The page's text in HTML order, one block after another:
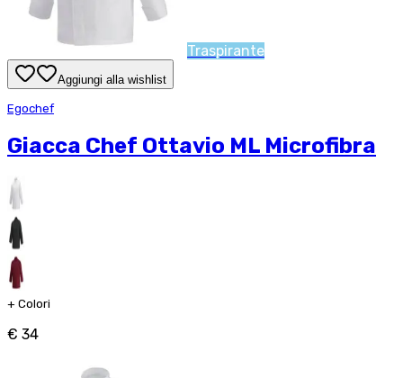
Traspirante
Aggiungi alla wishlist
Egochef
Giacca Chef Ottavio ML Microfibra
+ Colori
€ 34